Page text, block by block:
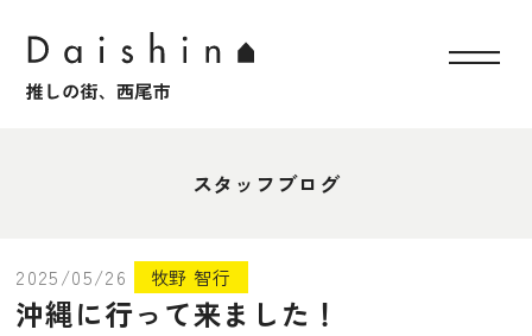
スタッフブログ
2025/05/26 牧野 智行
沖縄に行って来ました！